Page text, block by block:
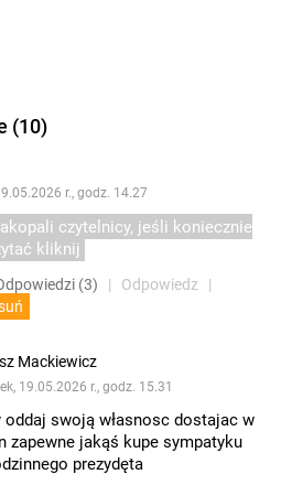
(10)
r., godz. 14.27
czytelnicy, jeśli koniecznie
kliknij
(3)
Odpowiedz
Mackiewicz
19.05.2026 r., godz. 15.31
oddaj swoją własnosc dostajac w
zapewne jakąś kupe sympatyku
prezydęta